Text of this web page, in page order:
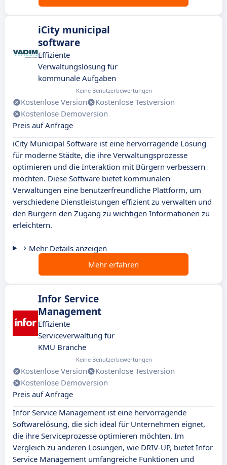
iCity municipal
software
Effiziente
Verwaltungslösung für
kommunale Aufgaben
Keine Benutzerbewertungen
Kostenlose Version
Kostenlose Testversion
Kostenlose Demoversion
Preis auf Anfrage
iCity Municipal Software ist eine hervorragende Lösung
für moderne Städte, die ihre Verwaltungsprozesse
optimieren und die Interaktion mit Bürgern verbessern
möchten. Diese Software bietet kommunalen
Verwaltungen eine benutzerfreundliche Plattform, um
verschiedene Dienstleistungen effizient zu verwalten und
den Bürgern den Zugang zu wichtigen Informationen zu
erleichtern.
Mehr Details anzeigen
Mehr erfahren
Infor Service
Management
Effiziente
Serviceverwaltung für
KMU Branche
Keine Benutzerbewertungen
Kostenlose Version
Kostenlose Testversion
Kostenlose Demoversion
Preis auf Anfrage
Infor Service Management ist eine hervorragende
Softwarelösung, die sich ideal für Unternehmen eignet,
die ihre Serviceprozesse optimieren möchten. Im
Vergleich zu anderen Lösungen, wie DRIV-UP, bietet Infor
Service Management umfangreiche Funktionen und